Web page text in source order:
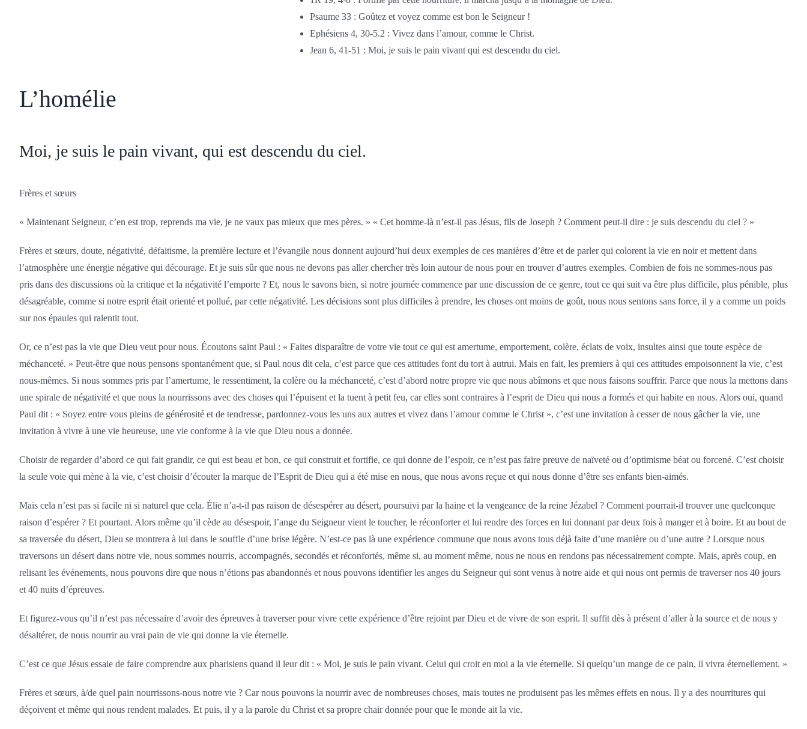
Psaume 33 : Goûtez et voyez comme est bon le Seigneur !
Ephésiens 4, 30-5.2 : Vivez dans l’amour, comme le Christ.
Jean 6, 41-51 : Moi, je suis le pain vivant qui est descendu du ciel.
L’homélie
Moi, je suis le pain vivant, qui est descendu du ciel.
Frères et sœurs
« Maintenant Seigneur, c’en est trop, reprends ma vie, je ne vaux pas mieux que mes pères. » « Cet homme-là n’est-il pas Jésus, fils de Joseph ? Comment peut-il dire : je suis descendu du ciel ? »
Frères et sœurs, doute, négativité, défaitisme, la première lecture et l’évangile nous donnent aujourd’hui deux exemples de ces manières d’être et de parler qui colorent la vie en noir et mettent dans
l’atmosphère une énergie négative qui décourage. Et je suis sûr que nous ne devons pas aller chercher très loin autour de nous pour en trouver d’autres exemples. Combien de fois ne sommes-nous pas
pris dans des discussions où la critique et la négativité l’emporte ? Et, nous le savons bien, si notre journée commence par une discussion de ce genre, tout ce qui suit va être plus difficile, plus pénible, plus
désagréable, comme si notre esprit était orienté et pollué, par cette négativité. Les décisions sont plus difficiles à prendre, les choses ont moins de goût, nous nous sentons sans force, il y a comme un poids
sur nos épaules qui ralentit tout.
Or, ce n’est pas la vie que Dieu veut pour nous. Écoutons saint Paul : « Faites disparaître de votre vie tout ce qui est amertume, emportement, colère, éclats de voix, insultes ainsi que toute espèce de
méchanceté. » Peut-être que nous pensons spontanément que, si Paul nous dit cela, c’est parce que ces attitudes font du tort à autrui. Mais en fait, les premiers à qui ces attitudes empoisonnent la vie, c’est
nous-mêmes. Si nous sommes pris par l’amertume, le ressentiment, la colère ou la méchanceté, c’est d’abord notre propre vie que nous abîmons et que nous faisons souffrir. Parce que nous la mettons dans
une spirale de négativité et que nous la nourrissons avec des choses qui l’épuisent et la tuent à petit feu, car elles sont contraires à l’esprit de Dieu qui nous a formés et qui habite en nous. Alors oui, quand
Paul dit : « Soyez entre vous pleins de générosité et de tendresse, pardonnez-vous les uns aux autres et vivez dans l’amour comme le Christ », c’est une invitation à cesser de nous gâcher la vie, une
invitation à vivre à une vie heureuse, une vie conforme à la vie que Dieu nous a donnée.
Choisir de regarder d’abord ce qui fait grandir, ce qui est beau et bon, ce qui construit et fortifie, ce qui donne de l’espoir, ce n’est pas faire preuve de naïveté ou d’optimisme béat ou forcené. C’est choisir
la seule voie qui mène à la vie, c’est choisir d’écouter la marque de l’Esprit de Dieu qui a été mise en nous, que nous avons reçue et qui nous donne d’être ses enfants bien-aimés.
Mais cela n’est pas si facile ni si naturel que cela. Élie n’a-t-il pas raison de désespérer au désert, poursuivi par la haine et la vengeance de la reine Jézabel ? Comment pourrait-il trouver une quelconque
raison d’espérer ? Et pourtant. Alors même qu’il cède au désespoir, l’ange du Seigneur vient le toucher, le réconforter et lui rendre des forces en lui donnant par deux fois à manger et à boire. Et au bout de
sa traversée du désert, Dieu se montrera à lui dans le souffle d’une brise légère. N’est-ce pas là une expérience commune que nous avons tous déjà faite d’une manière ou d’une autre ? Lorsque nous
traversons un désert dans notre vie, nous sommes nourris, accompagnés, secondés et réconfortés, même si, au moment même, nous ne nous en rendons pas nécessairement compte. Mais, après coup, en
relisant les événements, nous pouvons dire que nous n’étions pas abandonnés et nous pouvons identifier les anges du Seigneur qui sont venus à notre aide et qui nous ont permis de traverser nos 40 jours
et 40 nuits d’épreuves.
Et figurez-vous qu’il n’est pas nécessaire d’avoir des épreuves à traverser pour vivre cette expérience d’être rejoint par Dieu et de vivre de son esprit. Il suffit dès à présent d’aller à la source et de nous y
désaltérer, de nous nourrir au vrai pain de vie qui donne la vie éternelle.
C’est ce que Jésus essaie de faire comprendre aux pharisiens quand il leur dit : « Moi, je suis le pain vivant. Celui qui croit en moi a la vie éternelle. Si quelqu’un mange de ce pain, il vivra éternellement. »
Frères et sœurs, à/de quel pain nourrissons-nous notre vie ? Car nous pouvons la nourrir avec de nombreuses choses, mais toutes ne produisent pas les mêmes effets en nous. Il y a des nourritures qui
déçoivent et même qui nous rendent malades. Et puis, il y a la parole du Christ et sa propre chair donnée pour que le monde ait la vie.